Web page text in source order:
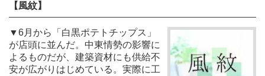
【風紋】
▼6月から「白黒ポテトチップス」
が店頭に並んだ。中東情勢の影響に
よるものだが、建築資材にも供給不
安が広がりはじめている。実際に工